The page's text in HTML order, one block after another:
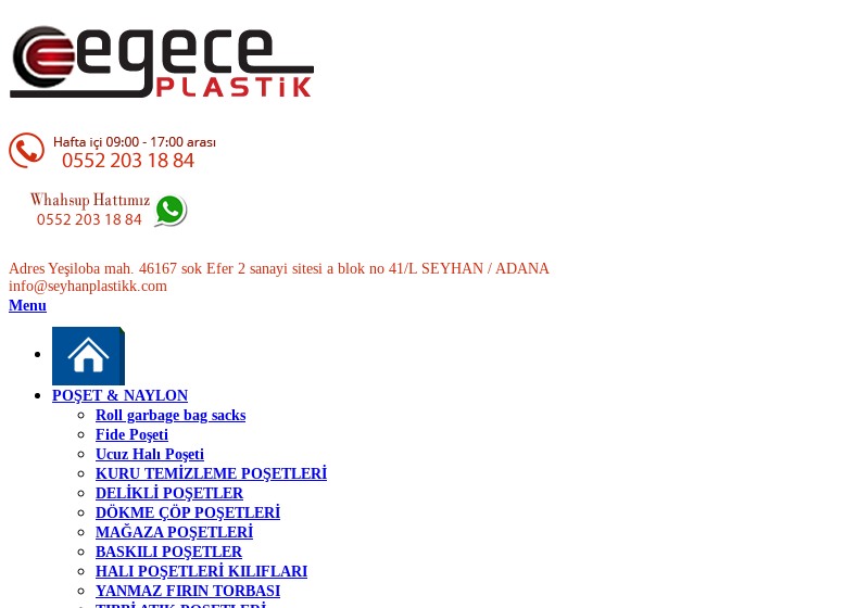
Adres Yeşiloba mah. 46167 sok Efer 2 sanayi sitesi a blok no 41/L SEYHAN / ADANA
info@seyhanplastikk.com
Menu
POŞET & NAYLON
Roll garbage bag sacks
Fide Poşeti
Ucuz Halı Poşeti
KURU TEMİZLEME POŞETLERİ
DELİKLİ POŞETLER
DÖKME ÇÖP POŞETLERİ
MAĞAZA POŞETLERİ
BASKILI POŞETLER
HALI POŞETLERİ KILIFLARI
YANMAZ FIRIN TORBASI